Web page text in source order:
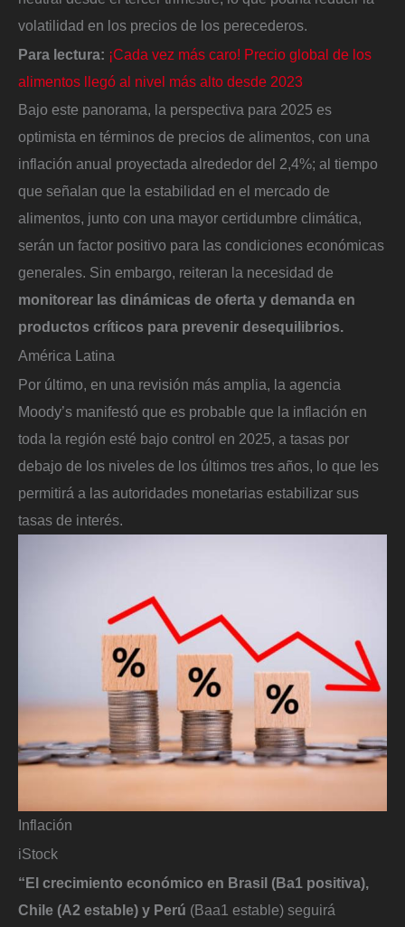
volatilidad en los precios de los perecederos.
Para lectura: ¡Cada vez más caro! Precio global de los
alimentos llegó al nivel más alto desde 2023
Bajo este panorama, la perspectiva para 2025 es
optimista en términos de precios de alimentos, con una
inflación anual proyectada alrededor del 2,4%; al tiempo
que señalan que la estabilidad en el mercado de
alimentos, junto con una mayor certidumbre climática,
serán un factor positivo para las condiciones económicas
generales. Sin embargo, reiteran la necesidad de
monitorear las dinámicas de oferta y demanda en
productos críticos para prevenir desequilibrios.
América Latina
Por último, en una revisión más amplia, la agencia
Moody’s manifestó que es probable que la inflación en
toda la región esté bajo control en 2025, a tasas por
debajo de los niveles de los últimos tres años, lo que les
permitirá a las autoridades monetarias estabilizar sus
tasas de interés.
Inflación
iStock
“El crecimiento económico en Brasil (Ba1 positiva),
Chile (A2 estable) y Perú (Baa1 estable) seguirá